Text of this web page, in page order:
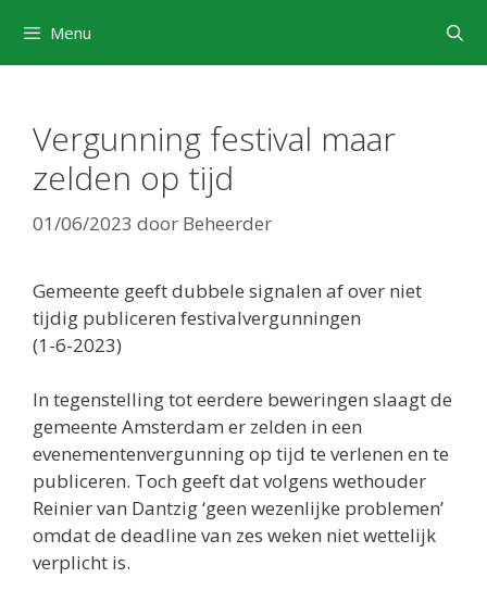
naar
de
Menu
Vergunning festival maar
zelden op tijd
01/06/2023 door Beheerder
Gemeente geeft dubbele signalen af over niet
tijdig publiceren festivalvergunningen
(1-6-2023)
In tegenstelling tot eerdere beweringen slaagt de
gemeente Amsterdam er zelden in een
evenementenvergunning op tijd te verlenen en te
publiceren. Toch geeft dat volgens wethouder
Reinier van Dantzig ‘geen wezenlijke problemen’
omdat de deadline van zes weken niet wettelijk
verplicht is.